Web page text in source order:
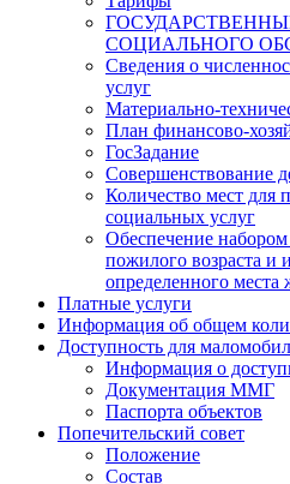
СОЦИАЛЬНОГО
Сведения о
услуг
Материально-
План финансово-
ГосЗадание
Совершенствование
Количество мест для
социальных услуг
Обеспечение
пожилого возраста и
определенного места
Платные услуги
Информация об общем
Доступность для
Информация о
Документация ММГ
Паспорта объектов
Попечительский совет
Положение
Состав